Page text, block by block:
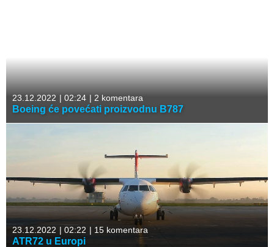
23.12.2022 | 02:24 | 2 komentara
Boeing će povećati proizvodnu B787
23.12.2022 | 02:22 | 15 komentara
ATR72 u Europi